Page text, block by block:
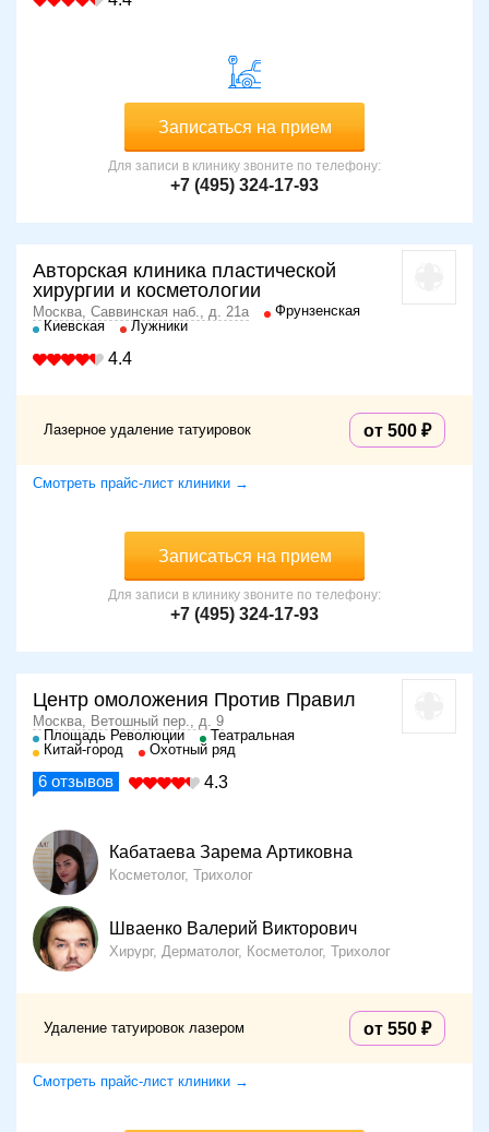
Записаться на прием
Для записи в клинику звоните по телефону:
+7 (495) 324-17-93
Авторская клиника пластической
хирургии и косметологии
Москва, Саввинская наб., д. 21а
Фрунзенская
Киевская
Лужники
4.4
Лазерное удаление татуировок от 500
Смотреть прайс-лист клиники →
Записаться на прием
Для записи в клинику звоните по телефону:
+7 (495) 324-17-93
Центр омоложения Против Правил
Москва, Ветошный пер., д. 9
Площадь Революции
Театральная
Китай-город
Охотный ряд
6 отзывов 4.3
Кабатаева Зарема Артиковна
Косметолог, Трихолог
Шваенко Валерий Викторович
Хирург, Дерматолог, Косметолог, Трихолог
Удаление татуировок лазером от 550
Смотреть прайс-лист клиники →